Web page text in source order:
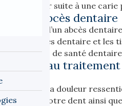
peut survenir suite à une
un abcès dentaire
souffert d’un abcès
l’abcès dentaire et
problèmes de santé
recours au
une dent
et la douleur
de votre dent ainsi